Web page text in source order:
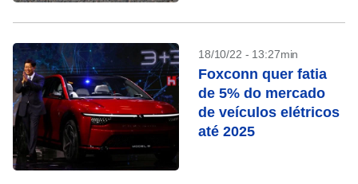
18/10/22 - 13:27min
Foxconn quer fatia
de 5% do mercado
de veículos elétricos
até 2025